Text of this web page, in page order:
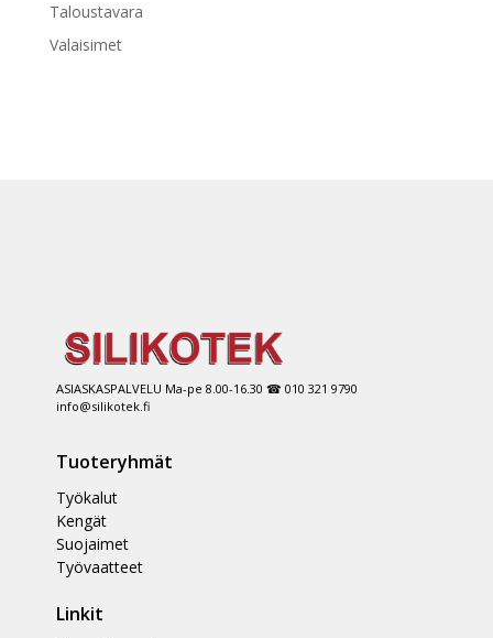
Taloustavara
Valaisimet
ASIASKASPALVELU Ma-pe 8.00-16.30 ☎ 010 321 9790
info@silikotek.fi
Tuoteryhmät
Työkalut
Kengät
Suojaimet
Työvaatteet
Linkit